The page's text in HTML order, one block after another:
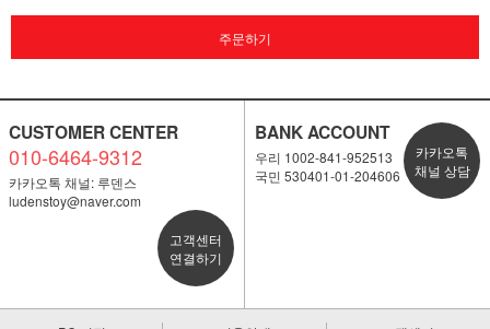
주문하기
CUSTOMER CENTER
010-6464-9312
카카오톡 채널: 루덴스
ludenstoy@naver.com
고객센터
연결하기
BANK ACCOUNT
우리 1002-841-952513
국민 530401-01-204606
카카오톡
채널 상담